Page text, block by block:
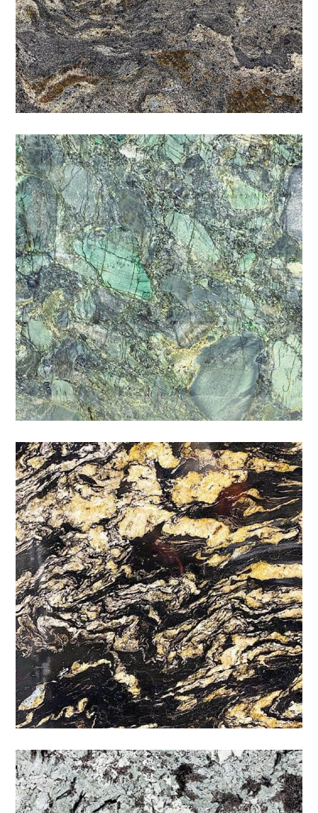
祖母綠
特殊 / 石材色系 / 綠
太陽神
特殊 / 石材色系 / 金黃 / 黑
璧玉璽
特殊 / 石材色系 / 綠